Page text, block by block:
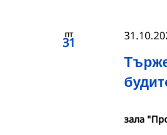
пт
31
зала